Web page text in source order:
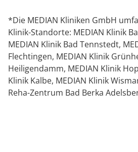
*Die MEDIAN Kliniken GmbH
Klinik-Standorte: MEDIAN Klinik
MEDIAN Klinik Bad Tennstedt,
Flechtingen, MEDIAN Klinik
Heiligendamm, MEDIAN Klinik
Klinik Kalbe, MEDIAN Klinik
Reha-Zentrum Bad Berka